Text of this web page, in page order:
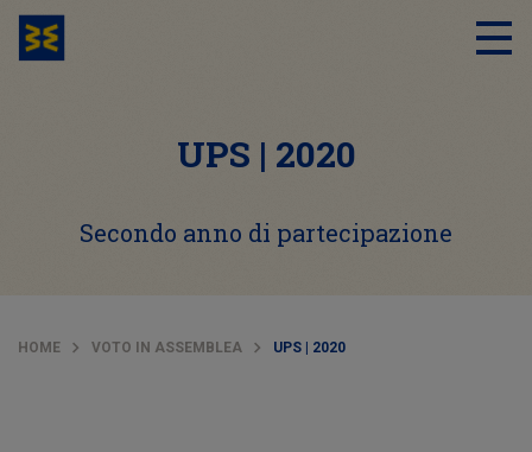
UPS | 2020
Secondo anno di partecipazione
HOME VOTO IN ASSEMBLEA UPS | 2020